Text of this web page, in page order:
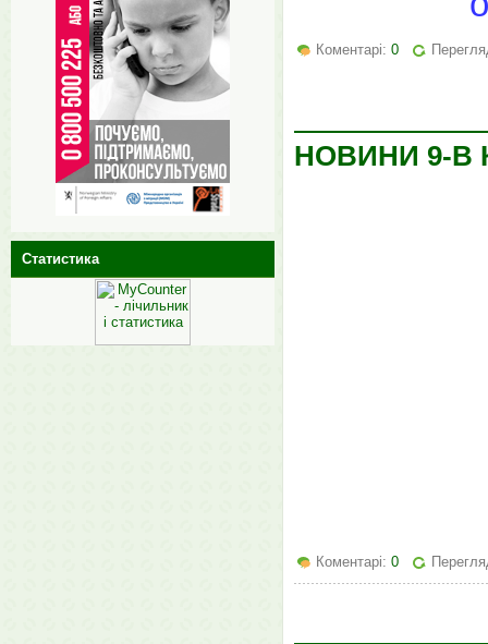
Коментарі: 0
НОВИНИ 9-В
Коментарі: 0
Статистика